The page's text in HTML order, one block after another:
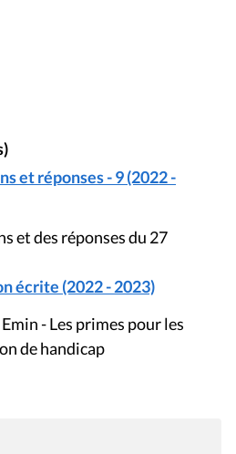
et réponses - 9 (2022 -
et des réponses du 27
écrite (2022 - 2023)
- Les primes pour les
de handicap